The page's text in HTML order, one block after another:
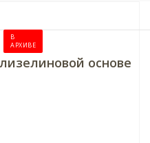
В
АРХИВЕ
основе